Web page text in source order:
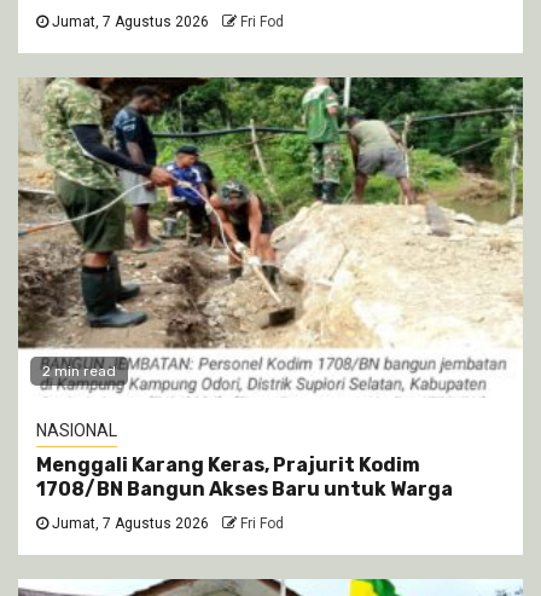
Jumat, 7 Agustus 2026 Fri Fod
2 min read
NASIONAL
Menggali Karang Keras, Prajurit Kodim
1708/BN Bangun Akses Baru untuk Warga
Jumat, 7 Agustus 2026 Fri Fod